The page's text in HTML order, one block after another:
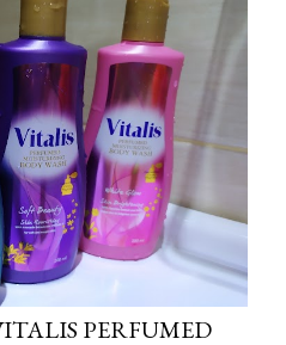
PERFUMED